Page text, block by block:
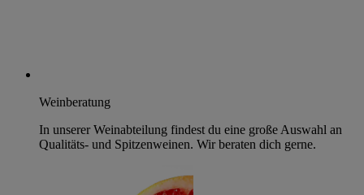
Weinberatung
In unserer Weinabteilung findest du eine große Auswahl an
Qualitäts- und Spitzenweinen. Wir beraten dich gerne.